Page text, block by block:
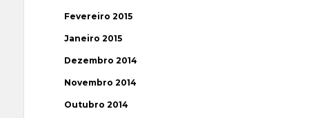
Fevereiro 2015
Janeiro 2015
Dezembro 2014
Novembro 2014
Outubro 2014